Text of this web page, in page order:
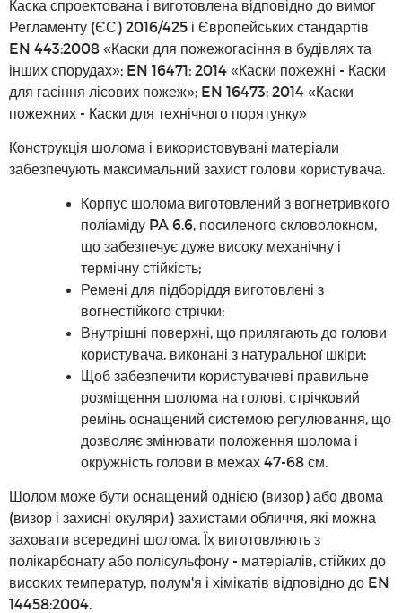
Каска спроектована і виготовлена ​​відповідно до вимог
Регламенту (ЄС) 2016/425 і Європейських стандартів
EN 443:2008 «Каски для пожежогасіння в будівлях та
інших спорудах»; EN 16471: 2014 «Каски пожежні - Каски
для гасіння лісових пожеж»; EN 16473: 2014 «Каски
пожежних - Каски для технічного порятунку»
Конструкція шолома і використовувані матеріали
забезпечують максимальний захист голови користувача.
Корпус шолома виготовлений з вогнетривкого
поліаміду PA 6.6, посиленого скловолокном,
що забезпечує дуже високу механічну і
термічну стійкість;
Ремені для підборіддя виготовлені з
вогнестійкого стрічки;
Внутрішні поверхні, що прилягають до голови
користувача, виконані з натуральної шкіри;
Щоб забезпечити користувачеві правильне
розміщення шолома на голові, стрічковий
ремінь оснащений системою регулювання, що
дозволяє змінювати положення шолома і
окружність голови в межах 47-68 см.
Шолом може бути оснащений однією (визор) або двома
(визор і захисні окуляри) захистами обличчя, які можна
заховати всередині шолома. Їх виготовляють з
полікарбонату або полісульфону - матеріалів, стійких до
високих температур, полум'я і хімікатів відповідно до EN
14458:2004.